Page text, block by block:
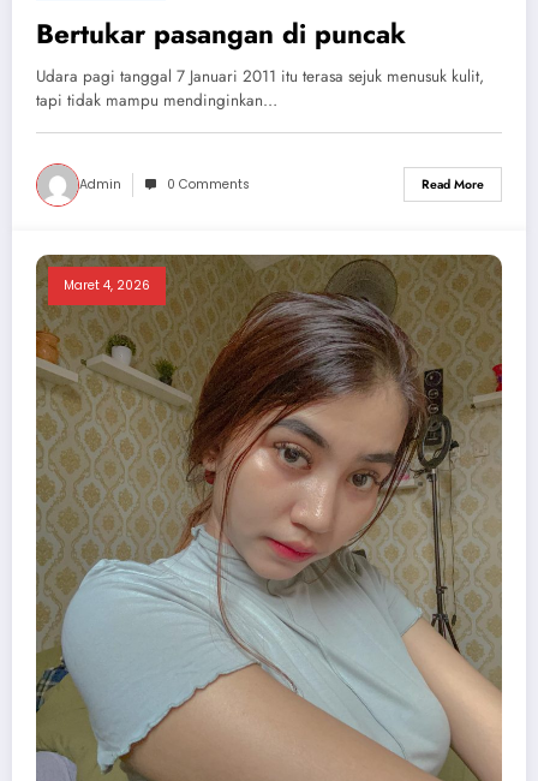
Bertukar pasangan di puncak
Udara pagi tanggal 7 Januari 2011 itu terasa sejuk menusuk kulit,
tapi tidak mampu mendinginkan…
Admin 0 Comments Read More
Maret 4, 2026